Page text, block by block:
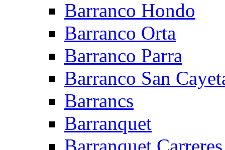
Barranco Hondo
Barranco Orta
Barranco Parra
Barranco San
Barrancs
Barranquet
Barranquet Carreres